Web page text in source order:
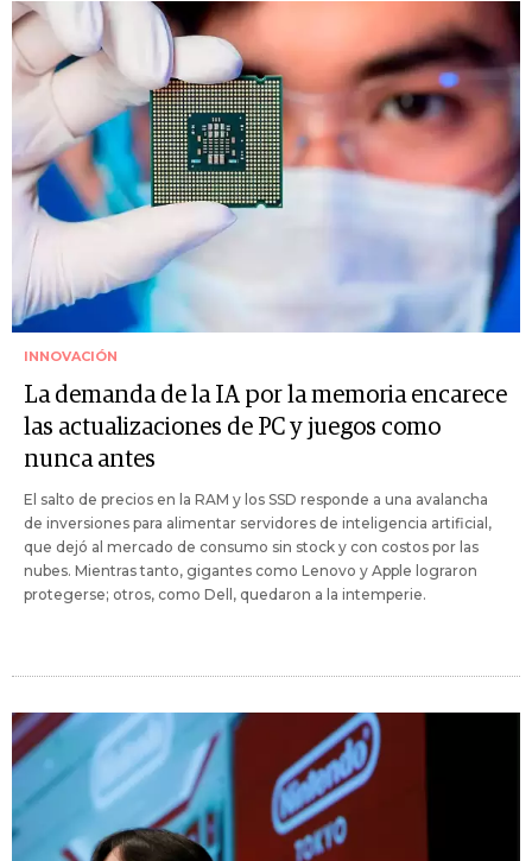
INNOVACIÓN
La demanda de la IA por la memoria encarece
las actualizaciones de PC y juegos como
nunca antes
El salto de precios en la RAM y los SSD responde a una avalancha
de inversiones para alimentar servidores de inteligencia artificial,
que dejó al mercado de consumo sin stock y con costos por las
nubes. Mientras tanto, gigantes como Lenovo y Apple lograron
protegerse; otros, como Dell, quedaron a la intemperie.